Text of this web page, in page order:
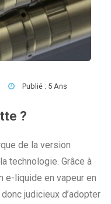
Publié : 5 Ans
?
de la version
technologie. Grâce à
e-liquide en vapeur en
judicieux d’adopter